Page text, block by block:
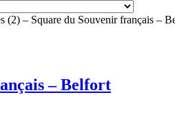
(2) – Square du Souvenir français –
– Belfort